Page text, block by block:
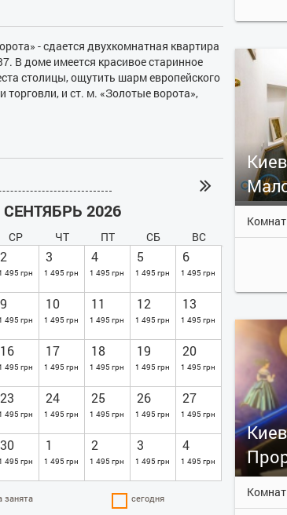
- сдается двухкомнатная квартира
В доме имеется красивое старинное
столицы, ощутить шарм европейского
торговли, и ст. м. «Золотые ворота»,
новой техникой для дома,
этого есть и бытовые приборы, и
могут пользоваться Интернетом,
СЕНТЯБРЬ 2026
СР ЧТ ПТ СБ ВС
2
1 495 грн
3
1 495 грн
4
1 495 грн
5
1 495 грн
6
1 495 грн
9
1 495 грн
10
1 495 грн
11
1 495 грн
12
1 495 грн
13
1 495 грн
16
1 495 грн
17
1 495 грн
18
1 495 грн
19
1 495 грн
20
1 495 грн
23
1 495 грн
24
1 495 грн
25
1 495 грн
26
1 495 грн
27
1 495 грн
30
1 495 грн
1
1 495 грн
2
1 495 грн
3
1 495 грн
4
1 495 грн
занята сегодня